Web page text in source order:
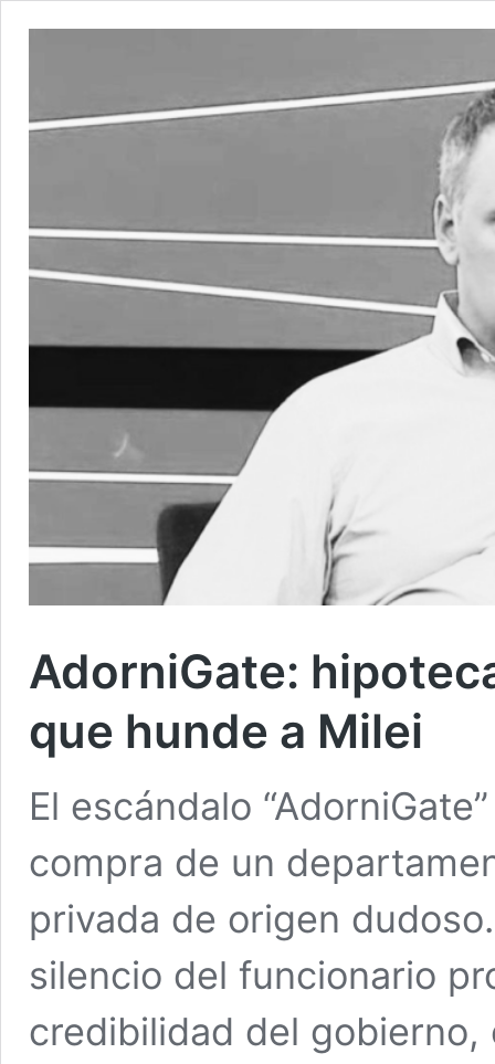
AdorniGate:
que hunde a Milei
El escándalo
compra de un
privada de origen
silencio del funcionario
credibilidad del